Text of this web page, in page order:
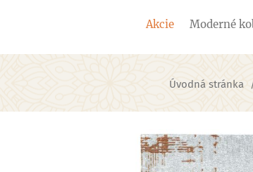
Akcie Moderné
Úvodná stránka